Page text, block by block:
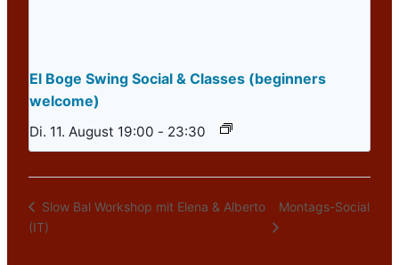
El Boge Swing Social & Classes (beginners
welcome)
Di. 11. August 19:00 - 23:30
Slow Bal Workshop mit Elena & Alberto
(IT)
Montags-Social